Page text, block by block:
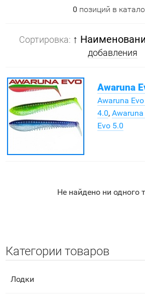
0 позиций в
Сортировка: ↑
добавления
Awaruna
Awaruna
4.0, Awaruna
Evo 5.0
Не найдено ни одного
Категории товаров
Лодки